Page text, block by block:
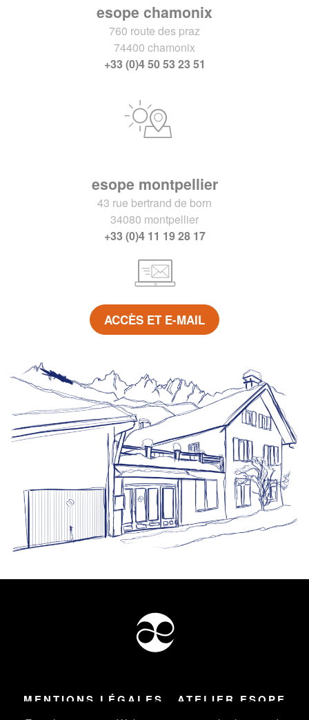
esope chamonix
760 route des praz
74400 chamonix
+33 (0)4 50 53 23 51
esope montpellier
43 rue bertrand de born
34080 montpellier
+33 (0)4 11 19 28 17
ACCÈS ET E-MAIL
MENTIONS LÉGALES ATELIER ESOPE